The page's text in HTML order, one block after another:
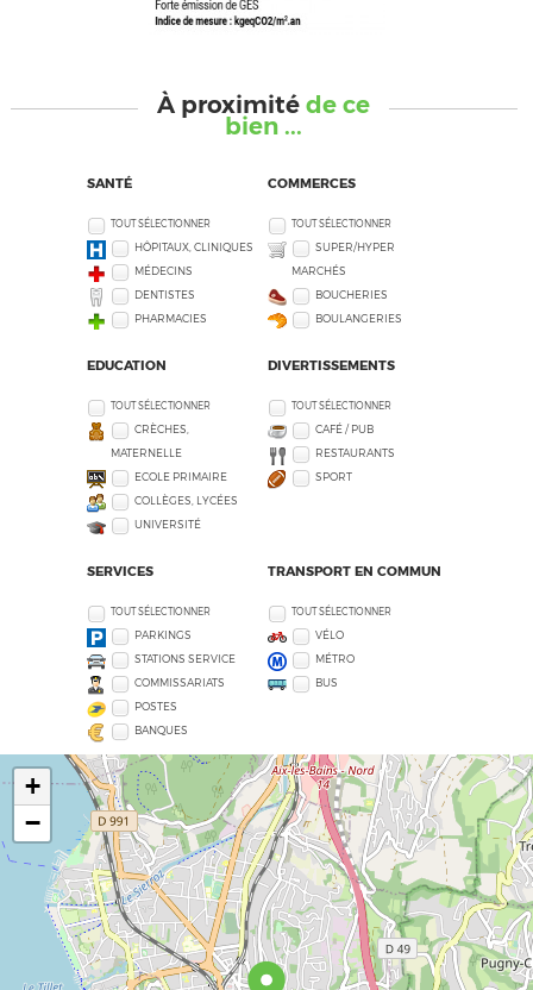
À proximitéde ce
bien ...
SANTÉ
TOUT SÉLECTIONNER
HÔPITAUX, CLINIQUES
MÉDECINS
DENTISTES
PHARMACIES
COMMERCES
TOUT SÉLECTIONNER
SUPER/HYPER
MARCHÉS
BOUCHERIES
BOULANGERIES
EDUCATION
TOUT SÉLECTIONNER
CRÈCHES,
MATERNELLE
ECOLE PRIMAIRE
COLLÈGES, LYCÉES
UNIVERSITÉ
DIVERTISSEMENTS
TOUT SÉLECTIONNER
CAFÉ / PUB
RESTAURANTS
SPORT
SERVICES
TOUT SÉLECTIONNER
PARKINGS
STATIONS SERVICE
COMMISSARIATS
POSTES
BANQUES
TRANSPORT EN COMMUN
TOUT SÉLECTIONNER
VÉLO
MÉTRO
BUS
+
−